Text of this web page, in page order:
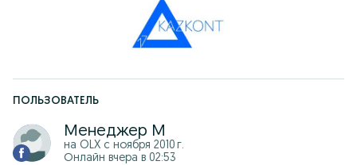
ПОЛЬЗОВАТЕЛЬ
Менеджер M
на OLX с ноября 2010 г.
Онлайн вчера в 02:53